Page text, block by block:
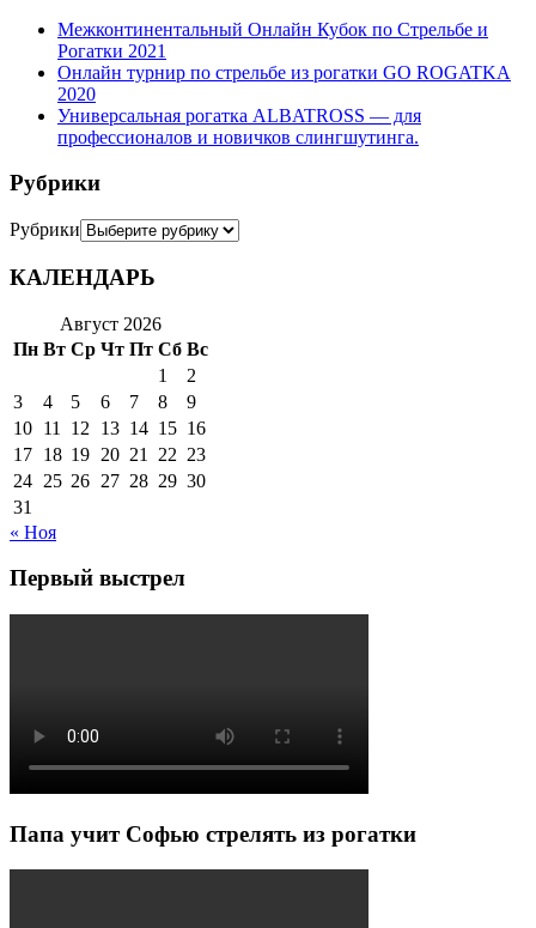
Межконтинентальный Онлайн Кубок по Стрельбе и
Рогатки 2021
Онлайн турнир по стрельбе из рогатки GO ROGATKA
2020
Универсальная рогатка ALBATROSS — для
профессионалов и новичков слингшутинга.
Рубрики
Рубрики
КАЛЕНДАРЬ
Август 2026
Пн Вт Ср Чт Пт Сб Вс
1
2
3
4 5 6 7 8
9
10 11 12 13 14 15 16
17 18 19 20 21 22 23
24 25 26 27 28 29 30
31
« Ноя
Первый выстрел
Папа учит Софью стрелять из рогатки